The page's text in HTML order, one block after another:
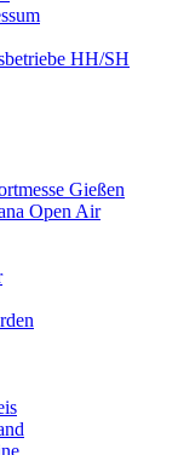
HH/SH
Gießen
Open Air